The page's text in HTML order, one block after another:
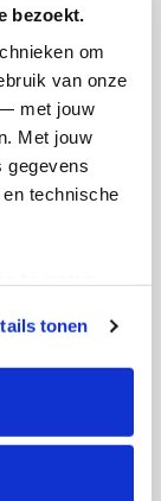
bezoekt.
om
van onze
met jouw
Met jouw
gegevens
technische
wijzigen of
de pagina. De
tonen